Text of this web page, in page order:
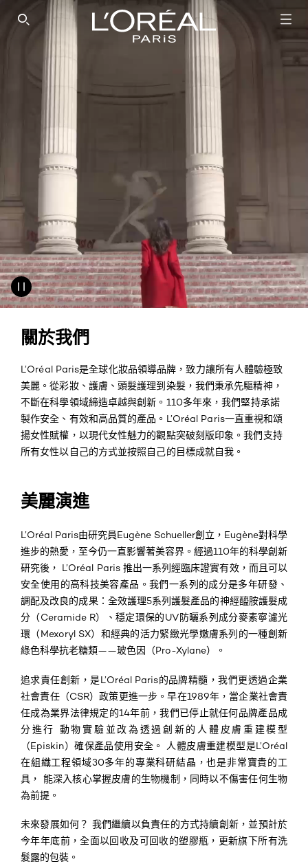
SEARCH THIS SITE
關於我們
L’Oréal Paris是全球化妝品領導品牌，致力讓所有人體驗極致
美麗。從彩妝、護膚、頭髮護理到染髮，我們秉承先驅精神，
不斷在科學領域締造卓越與創新。110多年來，我們堅持承諾
製作安全、有效和高品質的產品。L’Oréal Paris一直重視和頌
揚女性賦權，以現代女性魅力的觀點突破刻版印象。我們支持
所有女性以自己的方式並按照自己的目標成就自我。
美麗演進
L’Oréal Paris由研究員Eugène Schueller創立，Eugène對科學
進步的熱愛，至今仍一直影響著美容界。經過110年的科學創新
研究後，
L’Oréal Paris 推出一系列經臨床證實有效，而且可以
安全使用的高科技美容產品。我們一系列的成分是多年研發、
調配及改良的成果： 全效護理5系列護髮產品的神經醯胺護髮成
分（Ceramide R）、 穩定環保的UV防曬系列成分麥素寧濾光
環（Mexoryl SX）和經典的活力緊緻光學嫩膚系列的一種創新
綠色科學抗老糖類——玻色因（Pro-Xylane）。
追求責任創新，是L’Oréal Paris的品牌精髓，我們更透過企業
社會責任（CSR）政策更進一步。早在1989年， 當企業社會責
任成為業界法律規定的14年前，我們已停止就任何品牌產品成
分進行 動物實驗並改為透過創新的 人體皮膚重建模型
（Episkin）確保產品使用安全。
人體皮膚重建模型是L’Oréal
在組織工程領域30多年的專業科研結晶，也是非常寶貴的工
具，
能深入核心掌握皮膚的生物機制， 同時以不傷害任何生物
為前提。
未來發展如何？ 我們繼續以負責任的方式持續創新，並預計於
今年年底前，全面以回收及可回收的塑膠瓶，更新旗下所有洗
髮露的包裝。